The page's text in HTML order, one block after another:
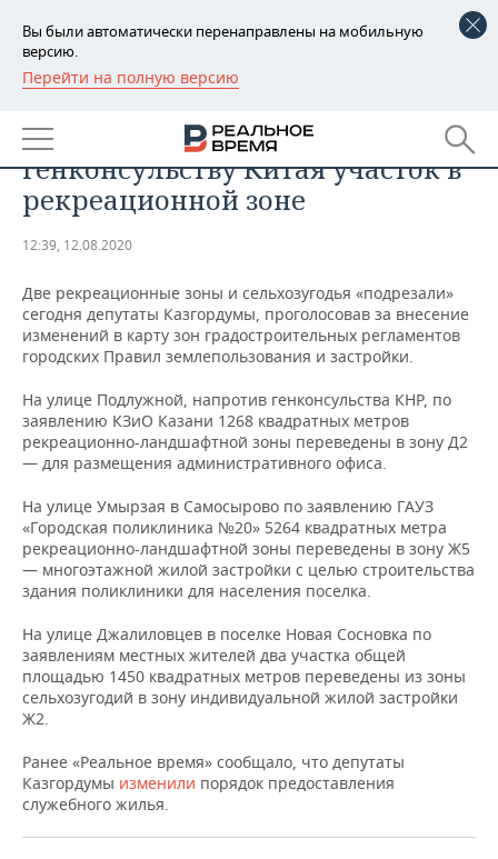
Вы были автоматически перенаправлены на мобильную
версию.
Перейти на полную версию
РЕГИОНЫ
БАШКОРТОСТАН
ТАТАРСТАН
НОВОСТИ
АНАЛИТИКА
ДЕКЛАРАЦИИ О ДОХОДАХ
КОРОЛИ ГОСЗАКАЗА ПФО
КОМУ ПРИНАДЛЕЖАТ
ТОРГОВЫЕ ЦЕНТРЫ
ТАТАРСТАНА
НОВОСТИ ЭКОНОМИКИ
ФИНАНСЫ
БЮДЖЕТ
ПРОМЫШЛЕННОСТЬ
НОВОСТИ
ПРОМЫШЛЕННОСТИ
АГРОПРОМ
МАШИНОСТРОЕНИЕ
НЕФТЕХИМИЯ
НЕФТЬ
ЭНЕРГЕТИКА
НЕДВИЖИМОСТЬ
НОВОСТИ АВТО
БИЗНЕС
РОЗНИЧНАЯ ТОРГОВЛЯ
ТРАНСПОРТ
УСЛУГИ
НОВОСТИ ТЕХНОЛОГИЙ
IT
МЕДИА
ТЕЛЕКОММУНИКАЦИИ
МЕРОПРИЯТИЯ
НОВОСТИ МЕРОПРИЯТИЙ
ВЫЕЗДНАЯ РЕДАКЦИЯ
БИЗНЕС-БРАНЧИ
ОТКРЫТАЯ ЛЕКЦИЯ
СПОРТ
НОВОСТИ СПОРТА
ФУТБОЛ
БАСКЕТБОЛ
ОБЩЕСТВО
НОВОСТИ ОБЩЕСТВА
ИНФРАСТРУКТУРА
ФОТОГАЛЕРЕЯ
СПРАВОЧНИК
Казгордума отдала
генконсульству Китая участок в
рекреационной зоне
12:39, 12.08.2020
Две рекреационные зоны и сельхозугодья «подрезали»
сегодня депутаты Казгордумы, проголосовав за внесение
изменений в карту зон градостроительных регламентов
городских Правил землепользования и застройки.
На улице Подлужной, напротив генконсульства КНР, по
заявлению КЗиО Казани 1268 квадратных метров
рекреационно-ландшафтной зоны переведены в зону Д2
— для размещения административного офиса.
На улице Умырзая в Самосырово по заявлению ГАУЗ
«Городская поликлиника №20» 5264 квадратных метра
рекреационно-ландшафтной зоны переведены в зону Ж5
— многоэтажной жилой застройки с целью строительства
здания поликлиники для населения поселка.
На улице Джалиловцев в поселке Новая Сосновка по
заявлениям местных жителей два участка общей
площадью 1450 квадратных метров переведены из зоны
сельхозугодий в зону индивидуальной жилой застройки
Ж2.
Ранее «Реальное время» сообщало, что депутаты
Казгордумы изменили порядок предоставления
служебного жилья.